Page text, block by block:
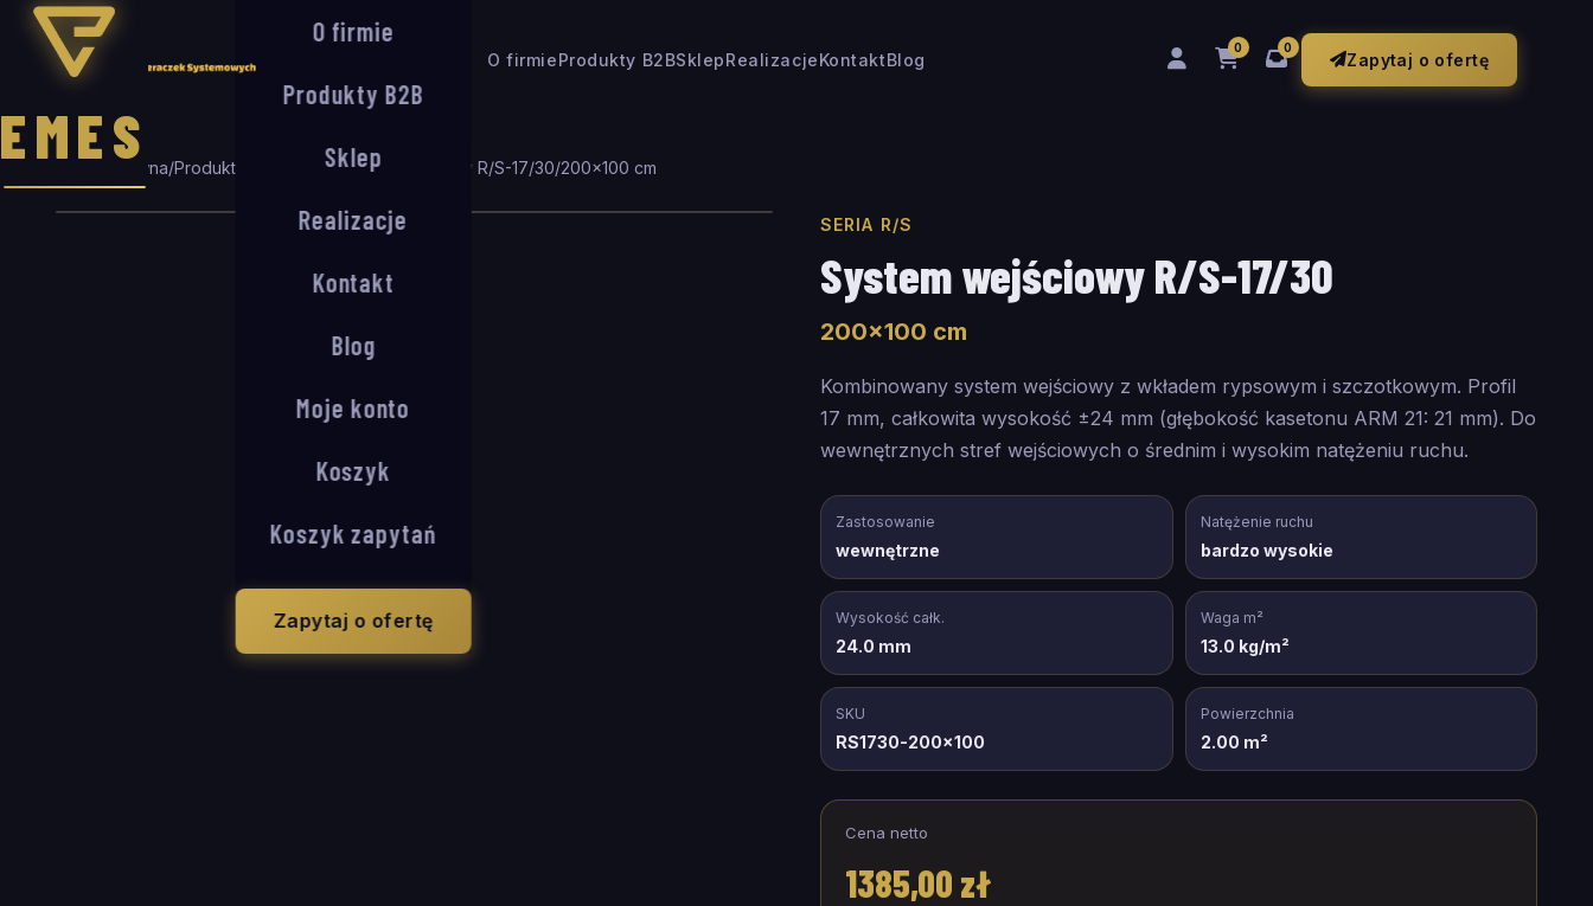
EMES
O firmieProdukty B2BSklepRealizacjeKontaktBlog
0 0
Zapytaj o ofertę
O firmie
Produkty B2B
Sklep
Realizacje
Kontakt
Blog
Moje konto
Koszyk
Koszyk zapytań
Zapytaj o ofertę
Strona główna/Produkty /System wejściowy R/S-17/30/200×100 cm
SERIA R/S
System wejściowy R/S-17/30
200×100 cm
Kombinowany system wejściowy z wkładem rypsowym i szczotkowym. Profil
17 mm, całkowita wysokość ±24 mm (głębokość kasetonu ARM 21: 21 mm). Do
wewnętrznych stref wejściowych o średnim i wysokim natężeniu ruchu.
Zastosowanie
wewnętrzne
Natężenie ruchu
bardzo wysokie
Wysokość całk.
24.0 mm
Waga m²
13.0 kg/m²
SKU
RS1730-200x100
Powierzchnia
2.00 m²
Cena netto
1385,00 zł